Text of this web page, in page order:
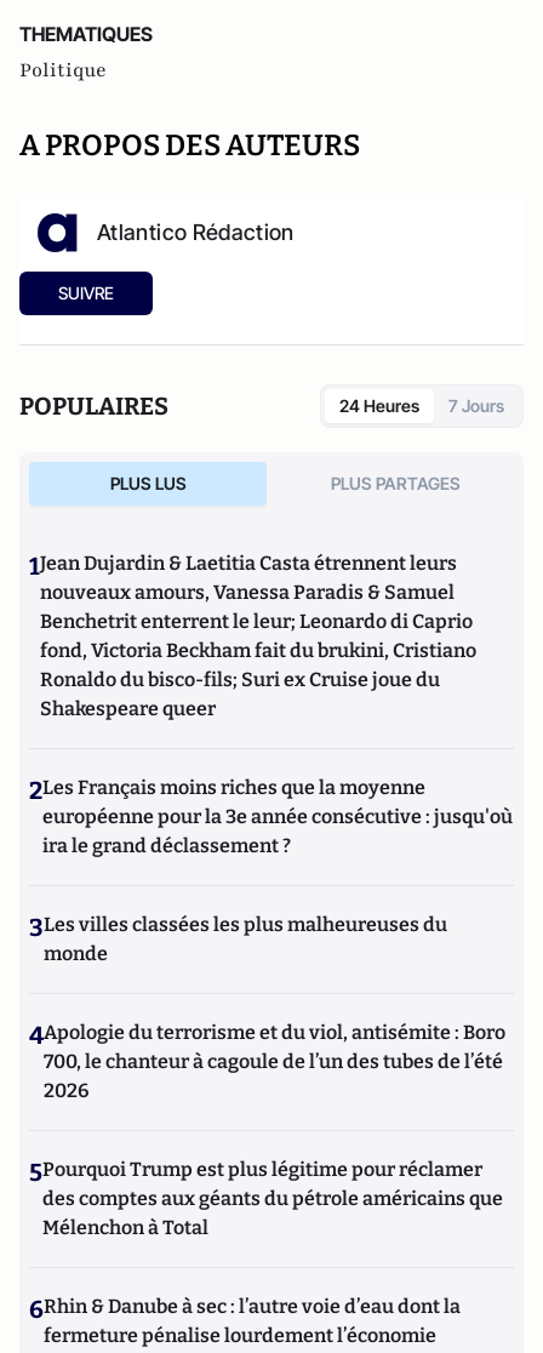
THEMATIQUES
Politique
A PROPOS DES AUTEURS
Atlantico Rédaction
SUIVRE
POPULAIRES 24 Heures 7 Jours
PLUS LUS PLUS PARTAGES
1Jean Dujardin & Laetitia Casta étrennent leurs
nouveaux amours, Vanessa Paradis & Samuel
Benchetrit enterrent le leur; Leonardo di Caprio
fond, Victoria Beckham fait du brukini, Cristiano
Ronaldo du bisco-fils; Suri ex Cruise joue du
Shakespeare queer
2Les Français moins riches que la moyenne
européenne pour la 3e année consécutive : jusqu'où
ira le grand déclassement ?
3Les villes classées les plus malheureuses du
monde
4Apologie du terrorisme et du viol, antisémite : Boro
700, le chanteur à cagoule de l’un des tubes de l’été
2026
5Pourquoi Trump est plus légitime pour réclamer
des comptes aux géants du pétrole américains que
Mélenchon à Total
6Rhin & Danube à sec : l’autre voie d’eau dont la
fermeture pénalise lourdement l’économie